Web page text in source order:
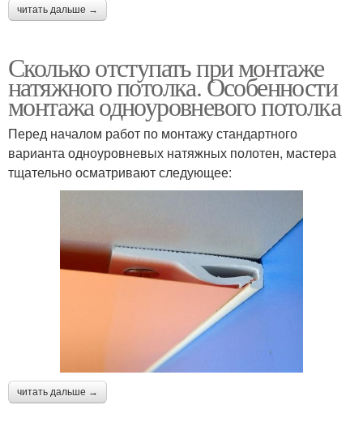
читать дальше →
Сколько отступать при монтаже
натяжного потолка. Особенности
монтажа одноуровневого потолка
Перед началом работ по монтажу стандартного
варианта одноуровневых натяжных полотен, мастера
тщательно осматривают следующее:
читать дальше →